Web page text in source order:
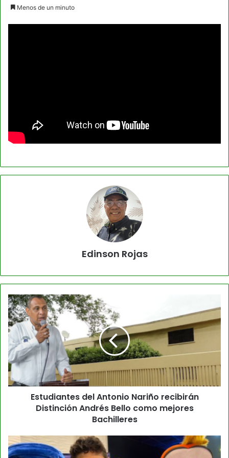
Menos de un minuto
Edinson Rojas
Estudiantes del Antonio Nariño recibirán
Distinción Andrés Bello como mejores
Bachilleres